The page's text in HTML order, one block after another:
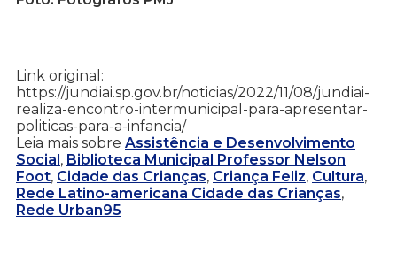
Link original:
https://jundiai.sp.gov.br/noticias/2022/11/08/jundiai-
realiza-encontro-intermunicipal-para-apresentar-
politicas-para-a-infancia/
Leia mais sobre Assistência e Desenvolvimento
Social , Biblioteca Municipal Professor Nelson
Foot, Cidade das Crianças, Criança Feliz, Cultura,
Rede Latino-americana Cidade das Crianças,
Rede Urban95